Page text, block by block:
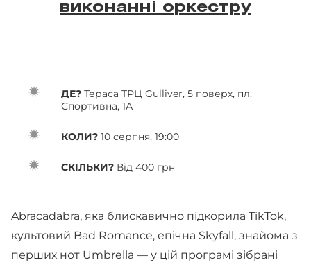
виконанні оркестру
ДЕ? Тераса ТРЦ Gulliver, 5 поверх, пл.
Спортивна, 1А
КОЛИ? 10 серпня, 19:00
СКІЛЬКИ? Від 400 грн
Abracadabra, яка блискавично підкорила TikTok,
культовий Bad Romance, епічна Skyfall, знайома з
перших нот Umbrella — у цій програмі зібрані